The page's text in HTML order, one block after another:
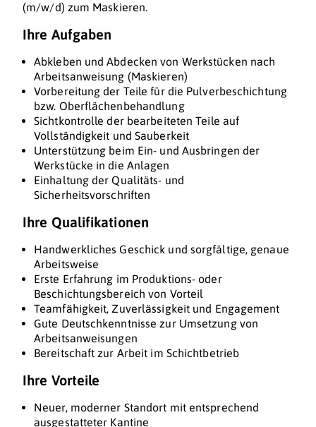
(m/w/d) zum Maskieren.
Ihre Aufgaben
Abkleben und Abdecken von Werkstücken nach
Arbeitsanweisung (Maskieren)
Vorbereitung der Teile für die Pulverbeschichtung
bzw. Oberflächenbehandlung
Sichtkontrolle der bearbeiteten Teile auf
Vollständigkeit und Sauberkeit
Unterstützung beim Ein- und Ausbringen der
Werkstücke in die Anlagen
Einhaltung der Qualitäts- und
Sicherheitsvorschriften
Ihre Qualifikationen
Handwerkliches Geschick und sorgfältige, genaue
Arbeitsweise
Erste Erfahrung im Produktions- oder
Beschichtungsbereich von Vorteil
Teamfähigkeit, Zuverlässigkeit und Engagement
Gute Deutschkenntnisse zur Umsetzung von
Arbeitsanweisungen
Bereitschaft zur Arbeit im Schichtbetrieb
Ihre Vorteile
Neuer, moderner Standort mit entsprechend
ausgestatteter Kantine